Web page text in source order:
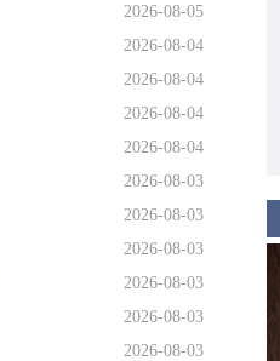
2026-08-05
2026-08-04
2026-08-04
2026-08-04
2026-08-04
2026-08-03
2026-08-03
2026-08-03
2026-08-03
2026-08-03
2026-08-03